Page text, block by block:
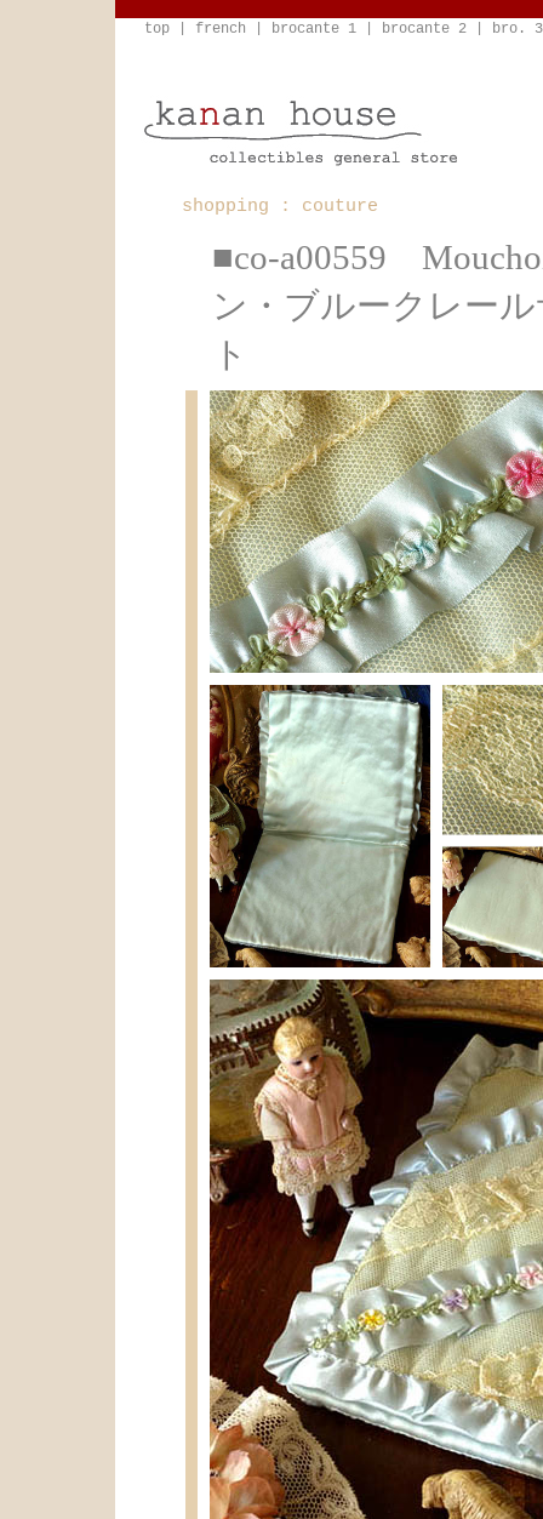
top french brocante 1 brocante 2 bro. 3
shopping : couture
■co-a00559
ン・ブルークレー
ト